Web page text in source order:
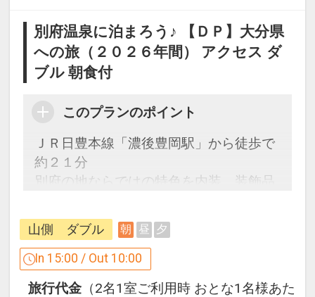
別府温泉に泊まろう♪ 【ＤＰ】大分県
への旅（２０２６年間） アクセス ダ
ブル 朝食付
このプランのポイント
ＪＲ日豊本線「濃後豊岡駅」から徒歩で
約２１分
別府の地ならではの特色を内装、装飾品
客様の滞在を豊かなものとします。
駐車場について
●駐車場料金無料！
山側 ダブル 朝 昼 夕
In 15:00 / Out 10:00
旅行代金 （2名1室ご利用時 おとな1名様あた